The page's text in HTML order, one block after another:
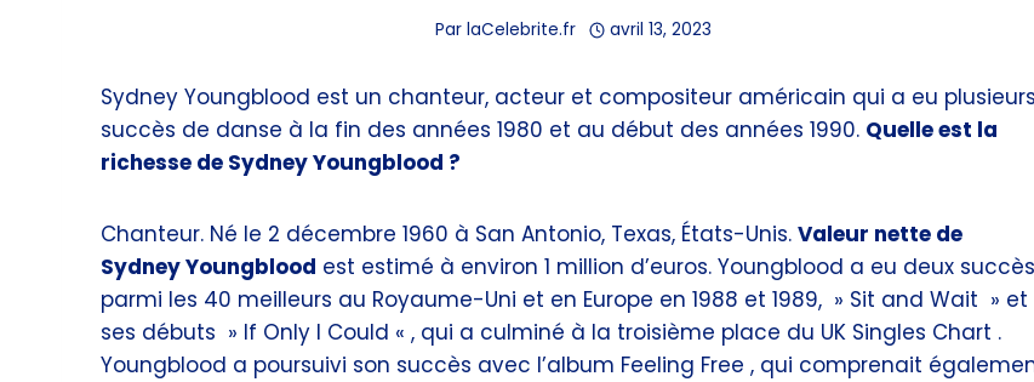
Par laCelebrite.fr avril 13, 2023
Sydney Youngblood est un chanteur, acteur et compositeur américain qui a eu plusieurs
succès de danse à la fin des années 1980 et au début des années 1990. Quelle est la
richesse de Sydney Youngblood ?
Chanteur. Né le 2 décembre 1960 à San Antonio, Texas, États-Unis. Valeur nette de
Sydney Youngblood est estimé à environ 1 million d’euros. Youngblood a eu deux succès
parmi les 40 meilleurs au Royaume-Uni et en Europe en 1988 et 1989, » Sit and Wait » et
ses débuts » If Only I Could « , qui a culminé à la troisième place du UK Singles Chart .
Youngblood a poursuivi son succès avec l’album Feeling Free , qui comprenait